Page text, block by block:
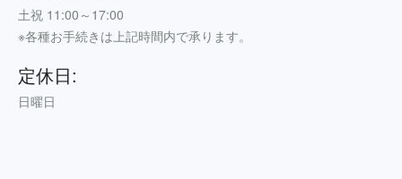
土祝 11:00～17:00
※各種お手続きは上記時間内で承ります。
定休日:
日曜日